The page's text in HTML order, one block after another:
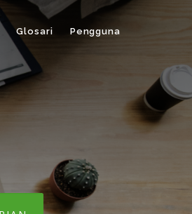
Glosari Pengguna